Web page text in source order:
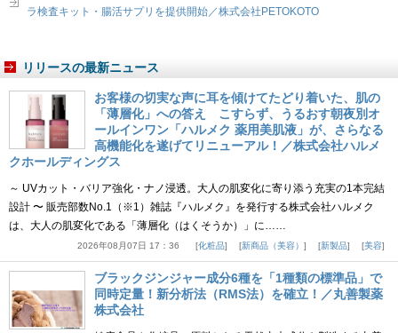
ラ検査キット・腸活サプリを提供開始／株式会社PETOKOTO
リリースの最新ニュース
お客様の切実な声に耳を傾けてたどり着いた、肌の
「薄層化」への答え こすらず、うるおす朝夜別オ
ールインワン「ハルメク 薬用美肌液」が、さらなる
高機能化を遂げてリニューアル！／株式会社ハルメ
クホールディングス
～ UVカット・バリア強化・ナノ浸透。大人の肌変化に寄り添う充実の1本完結
設計 〜 販売部数No.1（※1）雑誌『ハルメク』を発行する株式会社ハルメク
は、大人の肌変化である「薄層化（はくそうか）」に……
2026年08月07日 17：36 化粧品 新商品（美容） 新製品 美容
ブラックジンジャー成分6種を「1種類の標準品」で
同時定量！新分析法（RMS法）を確立！／丸善製薬
株式会社